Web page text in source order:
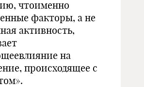
чтоименно
факторы, а не
активность,
на
происходящее с